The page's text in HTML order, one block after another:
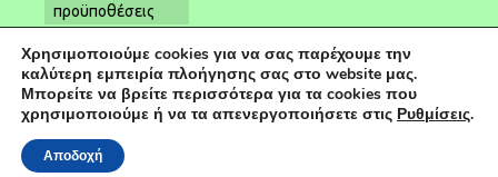
προϋποθέσεις
Όροι αποστολής
– παραλαβής
Επικοινωνία
© 2026 Μπομπονιέρες Γάμου | Μπομπονιέρες Βάπτισης - Powered by
Χρησιμοποιούμε cookies για να σας παρέχουμε την
καλύτερη εμπειρία πλοήγησης σας στο website μας.
Μπορείτε να βρείτε περισσότερα για τα cookies που
χρησιμοποιούμε ή να τα απενεργοποιήσετε στις Ρυθμίσεις.
Αποδοχή